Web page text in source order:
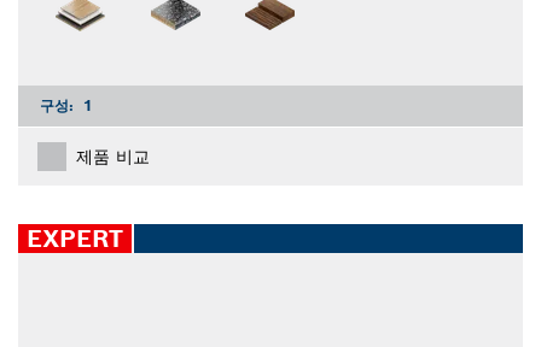
구성: 1
제품 비교
EXPERT